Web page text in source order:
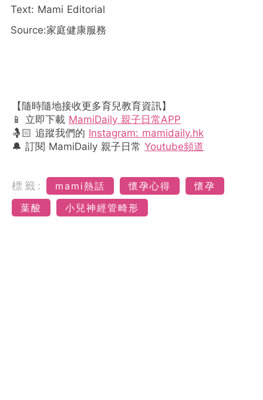
Text: Mami Editorial
Source:家庭健康服務
【隨時隨地接收更多育兒教育資訊】
📱 立即下載 MamiDaily 親子日常APP
🤱🏻 追蹤我們的 Instagram: mamidaily.hk
🔔 訂閱 MamiDaily 親子日常 Youtube頻道
標籤: mami熱話 懷孕心得
懷孕
葉酸
小兒神經管畸形